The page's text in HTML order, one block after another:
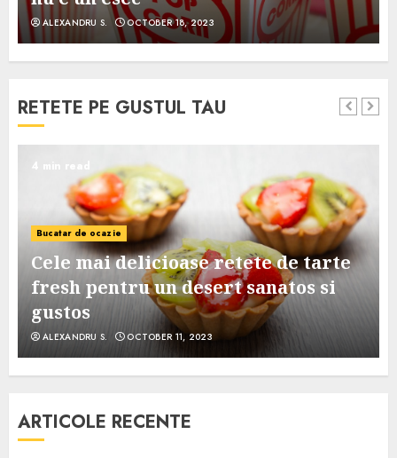
ALEXANDRU S. OCTOBER 18, 2023
RETETE PE GUSTUL TAU
4 min read
Bucatar de ocazie
Cele mai delicioase retete de tarte
fresh pentru un desert sanatos si
gustos
ALEXANDRU S. OCTOBER 11, 2023
ARTICOLE RECENTE